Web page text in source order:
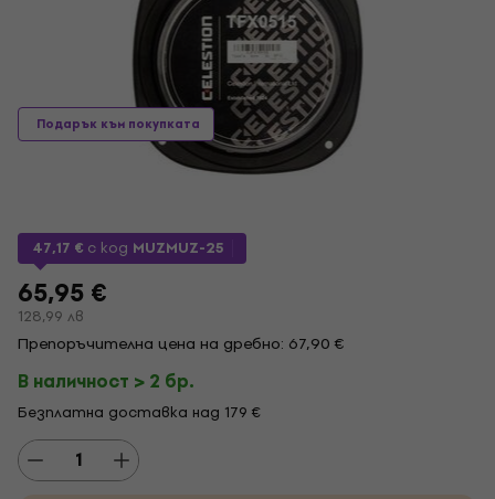
Подарък към покупката
47,17 € с код MUZMUZ-25
65,95 €
128,99 лв
Препоръчителна цена на дребно: 67,90 €
В наличност > 2 бр.
Безплатна доставка над 179 €